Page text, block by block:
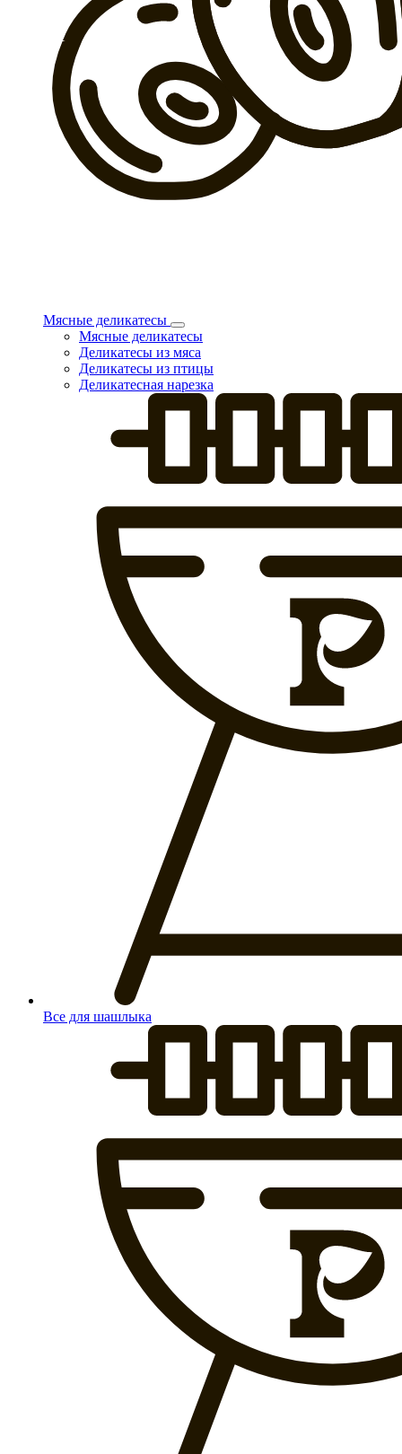
Мясные деликатесы
Мясные деликатесы
Деликатесы из мяса
Деликатесы из птицы
Деликатесная нарезка
Все для шашлыка